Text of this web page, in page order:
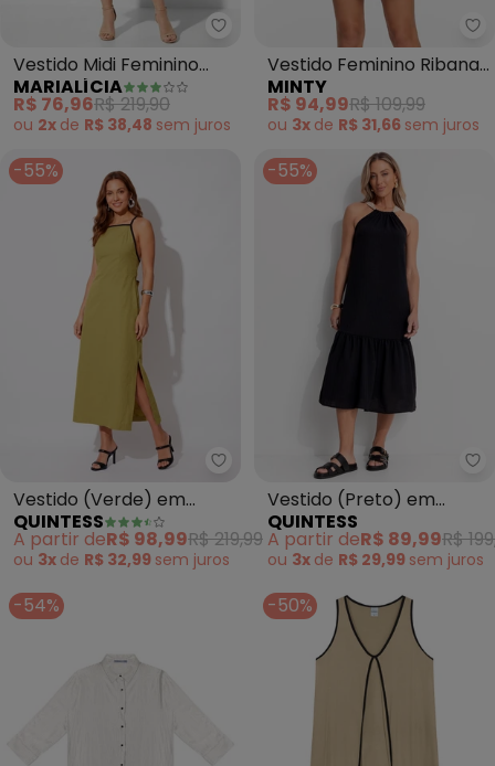
Marialícia - Vestido Midi
Vestido Midi Feminino
Devorê com Faixa (Bege)
MARIALÍCIA
R$ 76,96R$ 219,90
ou 2x de R$ 38,48 sem juros
Vestido Feminino Ribana
Canelada Justo (Bege)
MINTY
R$ 94,99R$ 109,99
ou 3x de R$ 31,66 sem juros
-55%
Quintess - Vestido (Verde) em
Vestido (Verde) em
Tecido Alfaiataria de
Viscose
QUINTESS
A partir deR$ 98,99R$ 219,99
ou 3x de R$ 32,99 sem juros
-55%
Vestido (Preto) em
Crepe Plano
QUINTESS
A partir deR$ 89,99R$
ou 3x de R$ 29,99 sem juros
-54% -50%